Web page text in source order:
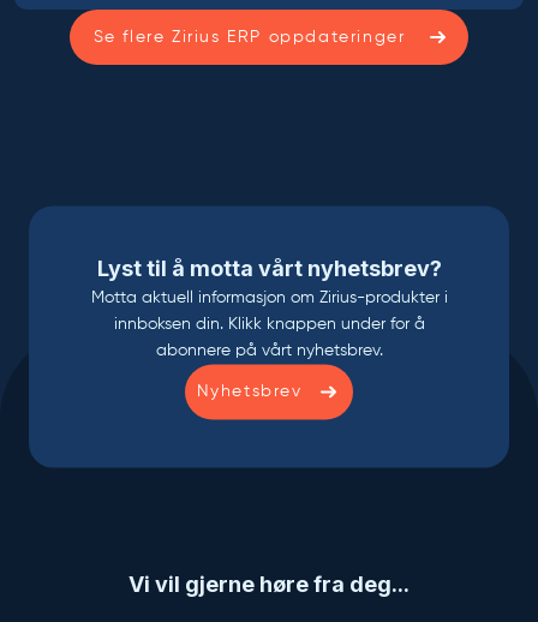
Se flere Zirius ERP oppdateringer
Lyst til å motta vårt nyhetsbrev?
Motta aktuell informasjon om Zirius-produkter i
innboksen din. Klikk knappen under for å
abonnere på vårt nyhetsbrev.
Nyhetsbrev
Vi vil gjerne høre fra deg...